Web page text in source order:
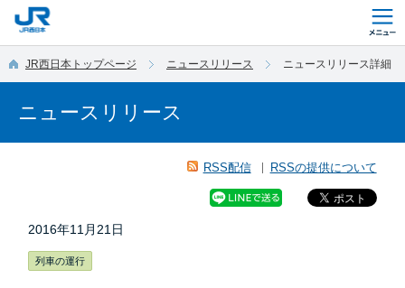
JR西日本トップページ ニュースリリース ニュースリリース詳細
ニュースリリース
RSS配信 RSSの提供について
2016年11月21日
列車の運行